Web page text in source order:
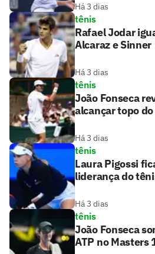
Há 3 dias
tênis
Rafael Jodar
Alcaraz e Sinner
Há 3 dias
tênis
João Fonseca
alcançar topo
Há 3 dias
tênis
Laura Pigossi
liderança do
Há 3 dias
tênis
João Fonseca
ATP no Masters